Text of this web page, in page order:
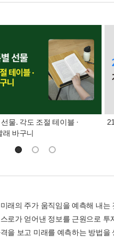
물. 각도 조절 테이블 ·
래 바구니
래의 주가 움직임을 예측해 내는
로가 얻어낸 정보를 근원으로 투
을 보고 미래를 예측하는 방법을